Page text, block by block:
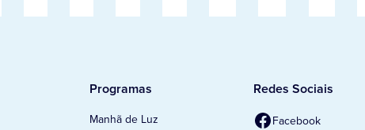
Programas
Manhã de Luz
Redes Sociais
Facebook